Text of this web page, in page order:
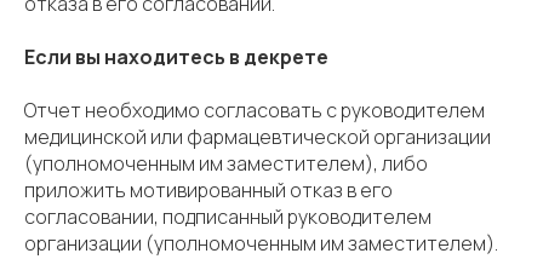
Если вы находитесь в декрете
Отчет необходимо согласовать с руководителем
медицинской или фармацевтической организации
(уполномоченным им заместителем), либо
приложить мотивированный отказ в его
согласовании, подписанный руководителем
организации (уполномоченным им заместителем).